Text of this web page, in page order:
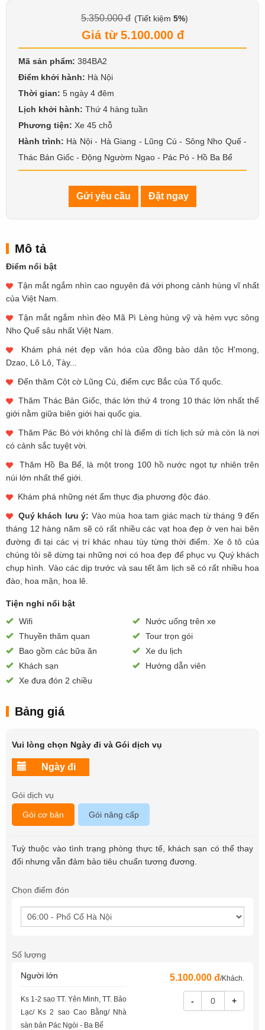
5.350.000 đ (Tiết kiệm 5%)
Giá từ 5.100.000 đ
Mã sản phẩm: 384BA2
Điểm khởi hành: Hà Nội
Thời gian: 5 ngày 4 đêm
Lịch khởi hành: Thứ 4 hàng tuần
Phương tiện: Xe 45 chỗ
Hành trình: Hà Nội - Hà Giang - Lũng Cú - Sông Nho Quế -
Thác Bản Giốc - Động Ngườm Ngao - Pác Pó - Hồ Ba Bể
Gửi yêu cầu Đặt ngay
Mô tả
Điểm nổi bật
Tận mắt ngắm nhìn cao nguyên đá với phong cảnh hùng vĩ nhất
của Việt Nam.
Tận mắt ngắm nhìn đèo Mã Pì Lèng hùng vỹ và hẻm vực sông
Nho Quế sâu nhất Việt Nam.
Khám phá nét đẹp văn hóa của đồng bào dân tộc H'mong,
Dzao, Lô Lô, Tày...
Đến thăm Cột cờ Lũng Cú, điểm cực Bắc của Tổ quốc.
Thăm Thác Bản Giốc, thác lớn thứ 4 trong 10 thác lớn nhất thế
giới nằm giữa biên giới hai quốc gia.
Thăm Pác Bó với không chỉ là điểm di tích lịch sử mà còn là nơi
có cảnh sắc tuyệt vời.
Thăm Hồ Ba Bể, là một trong 100 hồ nước ngọt tự nhiên trên
núi lớn nhất thế giới.
Khám phá những nét ẩm thực địa phương độc đáo.
Quý khách lưu ý: Vào mùa hoa tam giác mạch từ tháng 9 đến
tháng 12 hàng năm sẽ có rất nhiều các vạt hoa đẹp ở ven hai bên
đường đi tại các vị trí khác nhau tùy từng thời điểm. Xe ô tô của
chúng tôi sẽ dừng tại những nơi có hoa đẹp để phục vụ Quý khách
chụp hình. Vào các dịp trước và sau tết âm lịch sẽ có rất nhiều hoa
đào, hoa mận, hoa lê.
Tiện nghi nổi bật
Wifi
Nước uống trên xe
Thuyền thăm quan
Tour trọn gói
Bao gồm các bữa ăn
Xe du lịch
Khách sạn
Hướng dẫn viên
Xe đưa đón 2 chiều
Bảng giá
Vui lòng chọn Ngày đi và Gói dịch vụ
Gói dịch vụ
Gói cơ bản Gói nâng cấp
Tuỳ thuộc vào tình trạng phòng thực tế, khách sạn có thể thay
đổi nhưng vẫn đảm bảo tiêu chuẩn tương đương.
Chọn điểm đón
Số lượng
Người lớn
Ks 1-2 sao TT. Yên Minh, TT. Bảo
Lạc/ Ks 2 sao Cao Bằng/ Nhà
sàn bản Pác Ngòi - Ba Bể
5.100.000 đ/Khách.
- +